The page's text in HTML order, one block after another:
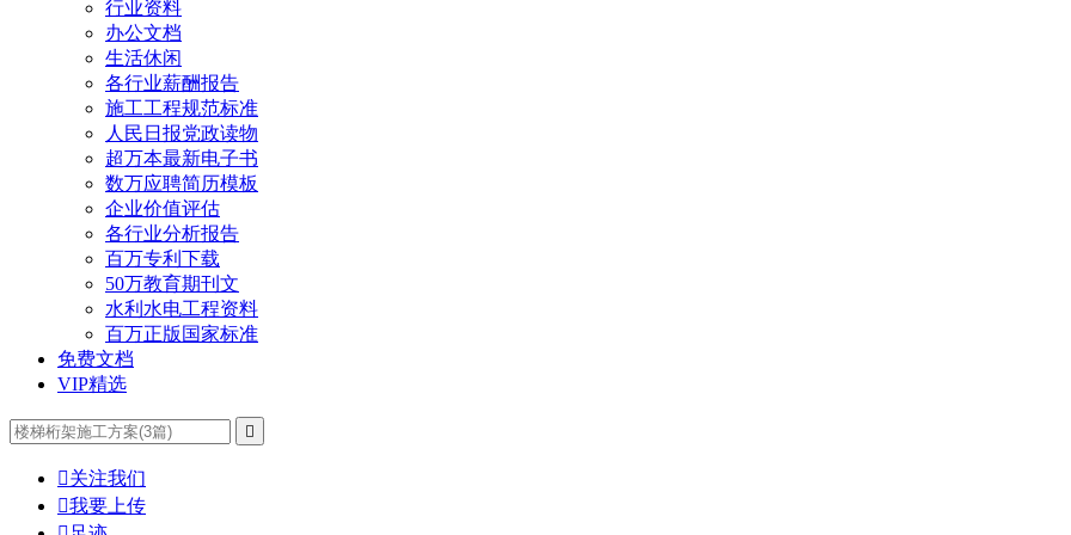
行业资料
办公文档
生活休闲
各行业薪酬报告
施工工程规范标准
人民日报党政读物
超万本最新电子书
数万应聘简历模板
企业价值评估
各行业分析报告
百万专利下载
50万教育期刊文
水利水电工程资料
百万正版国家标准
免费文档
VIP精选

关注我们
我要上传